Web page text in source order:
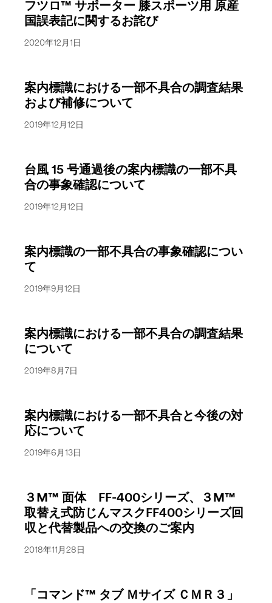
フツロ™ サポーター 膝スポーツ用 原産
国誤表記に関するお詫び
2020年12月1日
案内標識における一部不具合の調査結果
および補修について
2019年12月12日
台風 15 号通過後の案内標識の一部不具
合の事象確認について
2019年12月12日
案内標識の一部不具合の事象確認につい
て
2019年9月12日
案内標識における一部不具合の調査結果
について
2019年8月7日
案内標識における一部不具合と今後の対
応について
2019年6月13日
３M™ 面体 FF-400シリーズ、３M™
取替え式防じんマスクFF400シリーズ回
収と代替製品への交換のご案内
2018年11月28日
「コマンド™ タブ Ｍサイズ ＣＭＲ３」